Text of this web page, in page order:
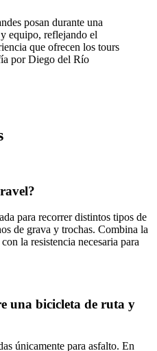
posan durante una
equipo, reflejando el
que ofrecen los tours
por Diego del Río
para recorrer distintos tipos de
de grava y trochas. Combina la
la resistencia necesaria para
una bicicleta de ruta y
únicamente para asfalto. En